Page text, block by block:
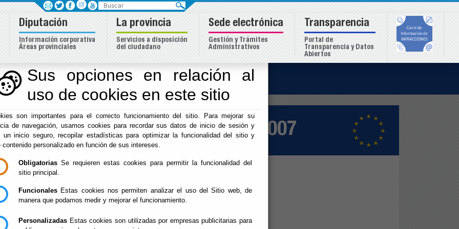
Sus opciones en relación al
uso de cookies en este sitio
son importantes para el correcto funcionamiento del sitio. Para mejorar su
de navegación, usamos cookies para recordar sus datos de inicio de sesión y
un inicio seguro, recopilar estadísticas para optimizar la funcionalidad del sitio y
contenido personalizado en función de sus intereses.
Obligatorias Se requieren estas cookies para permitir la funcionalidad del
sitio principal.
Funcionales Estas cookies nos permiten analizar el uso del Sitio web, de
manera que podamos medir y mejorar el funcionamiento.
Personalizadas Estas cookies son utilizadas por empresas publicitarias para
Inicio - Iniciativas Europeas - Proyecto "ARENA II". 2004-2007
Proyecto "ARENA II". 2004-2007
PROGRAMA:
Iniciativa Comunitaria Equal. Segunda Convocatoria 2004-2007.
TITULO:
Buscar
Diputación
Información corporativa
Áreas provinciales
La provincia
Servicios a disposición
del ciudadano
Sede electrónica
Gestión y Trámites
Administrativos
Transparencia
Portal de
Transparencia y Datos
Abiertos